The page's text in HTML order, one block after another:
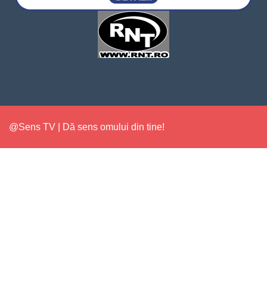
@Sens TV | Dă sens omului din tine!